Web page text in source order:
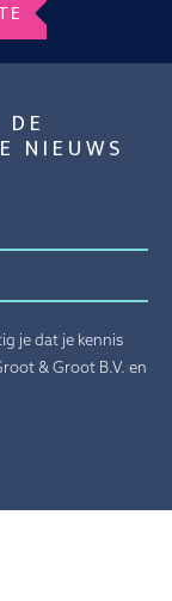
NIEUWS
je dat je kennis
& Groot B.V. en